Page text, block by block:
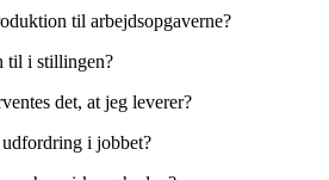
til arbejdsopgaverne?
til i stillingen?
det, at jeg leverer?
i jobbet?